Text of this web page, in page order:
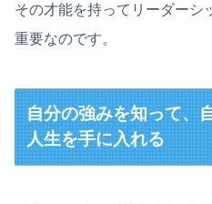
その才能を持ってリーダーシ
重要なのです。
自分の強みを知って、
人生を手に入れる